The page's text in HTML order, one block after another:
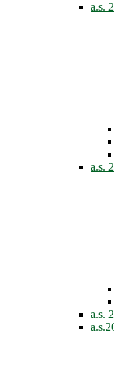
a.s.
a.s.
a.s.